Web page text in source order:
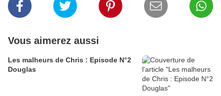
Vous aimerez aussi
Les malheurs de Chris : Episode N°2
Douglas